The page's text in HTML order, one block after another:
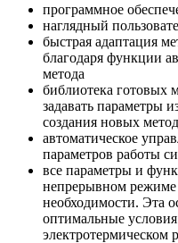
программное
наглядный
быстрая адаптация
благодаря функции
метода
библиотека готовых
задавать параметры
создания новых
автоматическое
параметров работы
все параметры и
непрерывном режиме
необходимости. Эта
оптимальные
электротермическом